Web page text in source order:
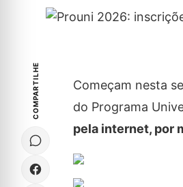
COMPARTILHE
Começam nesta
do Programa
pela internet, por